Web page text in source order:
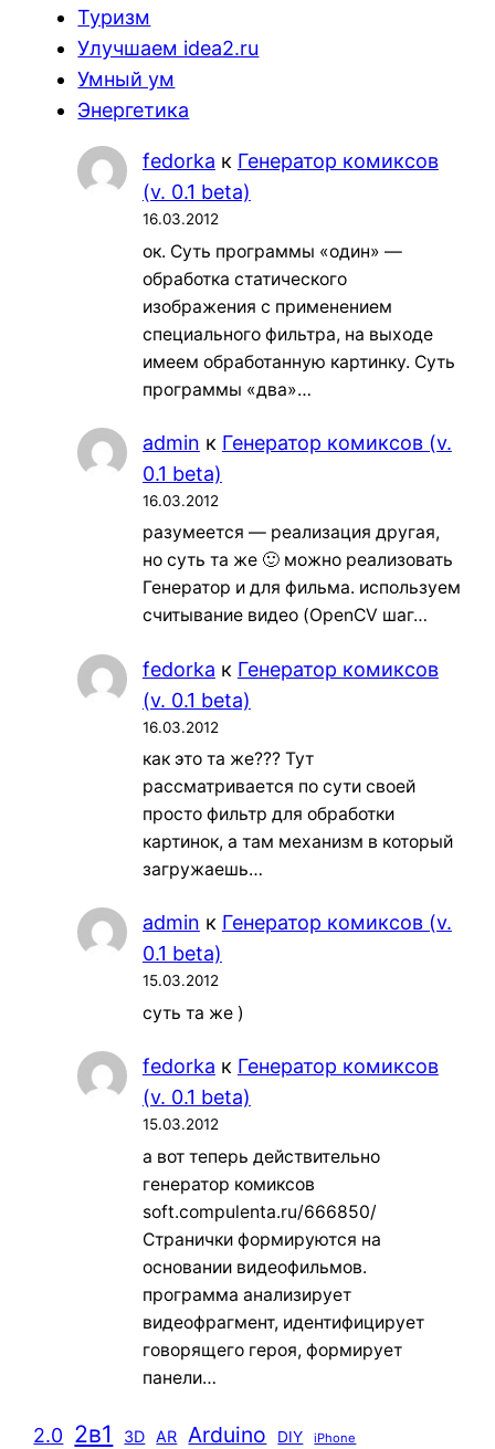
Туризм
Улучшаем idea2.ru
Умный ум
Энергетика
fedorka к Генератор комиксов
(v. 0.1 beta)
16.03.2012
ок. Суть программы «один» —
обработка статического
изображения с применением
специального фильтра, на выходе
имеем обработанную картинку. Суть
программы «два»…
admin к Генератор комиксов (v.
0.1 beta)
16.03.2012
разумеется — реализация другая,
но суть та же 🙂 можно реализовать
Генератор и для фильма. используем
считывание видео (OpenCV шаг…
fedorka к Генератор комиксов
(v. 0.1 beta)
16.03.2012
как это та же??? Тут
рассматривается по сути своей
просто фильтр для обработки
картинок, а там механизм в который
загружаешь…
admin к Генератор комиксов (v.
0.1 beta)
15.03.2012
суть та же )
fedorka к Генератор комиксов
(v. 0.1 beta)
15.03.2012
а вот теперь действительно
генератор комиксов
soft.compulenta.ru/666850/
Странички формируются на
основании видеофильмов.
программа анализирует
видеофрагмент, идентифицирует
говорящего героя, формирует
панели…
2.0 2в1 3D AR Arduino DIY iPhone